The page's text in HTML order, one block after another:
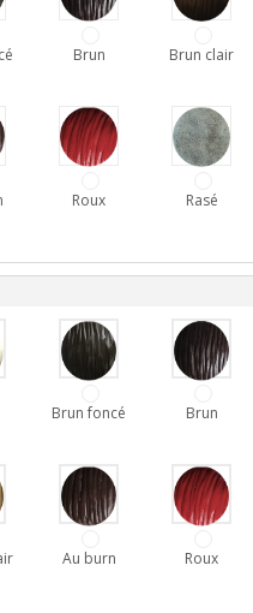
Brun Brun clair
Roux Rasé
Brun foncé Brun
Au burn Roux